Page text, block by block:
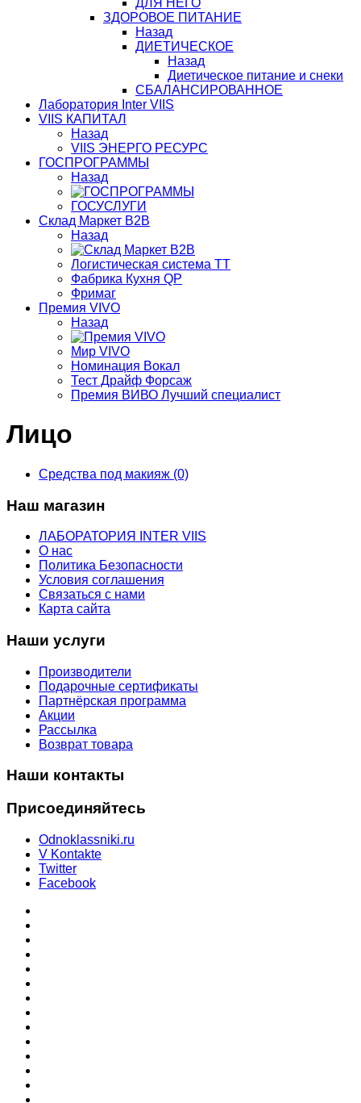
ДЛЯ НЕГО
ЗДОРОВОЕ ПИТАНИЕ
Назад
ДИЕТИЧЕСКОЕ
Назад
Диетическое питание и снеки
СБАЛАНСИРОВАННОЕ
Лаборатория Inter VIIS
VIIS КАПИТАЛ
Назад
VIIS ЭНЕРГО РЕСУРС
ГОСПРОГРАММЫ
Назад
ГОСУСЛУГИ
Склад Маркет В2В
Назад
Логистическая система ТТ
Фабрика Кухня QP
Фримаг
Премия VIVO
Назад
Мир VIVO
Номинация Вокал
Тест Драйф Форсаж
Премия ВИВО Лучший специалист
Лицо
Средства под макияж (0)
Наш магазин
ЛАБОРАТОРИЯ INTER VIIS
О нас
Политика Безопасности
Условия соглашения
Связаться с нами
Карта сайта
Наши услуги
Производители
Подарочные сертификаты
Партнёрская программа
Акции
Рассылка
Возврат товара
Наши контакты
Присоединяйтесь
Odnoklassniki.ru
V Kontakte
Twitter
Facebook